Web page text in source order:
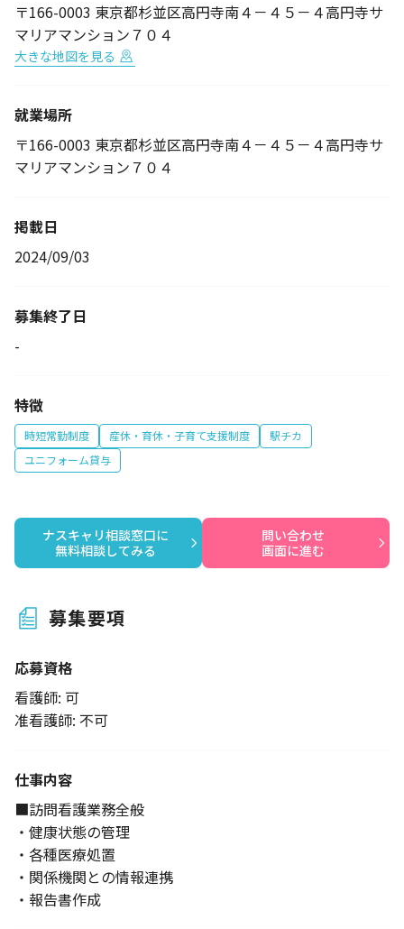
〒166-0003 東京都杉並区高円寺南４－４５－４高円寺サ
マリアマンション７０４
大きな地図を見る
就業場所
〒166-0003 東京都杉並区高円寺南４－４５－４高円寺サ
マリアマンション７０４
掲載日
2024/09/03
募集終了日
-
特徴
時短常勤制度 産休・育休・子育て支援制度
駅チカ
ユニフォーム貸与
ナスキャリ相談窓口に
無料相談してみる
問い合わせ
画面に進む
募集要項
応募資格
看護師: 可
准看護師: 不可
仕事内容
■訪問看護業務全般
・健康状態の管理
・各種医療処置
・関係機関との情報連携
・報告書作成